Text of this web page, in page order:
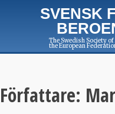
SVENSK
The Swedish Society
the European
Författare: